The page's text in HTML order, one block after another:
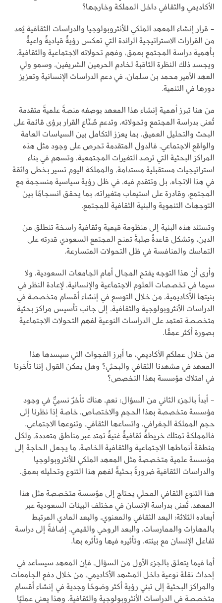
الأكاديمي والثقافي داخل المملكة وخارجها؟
- قرار إنشاء المعهد الملكي للأنثروبولوجيا والدراسات الثقافية يُعد
من القرارات الاستراتيجية الرائدة التي تعكس رؤيةً قياديةً واعيةً
بأهمية دراسة المجتمع بعمق، وفهم تحولاته الاجتماعية والثقافية.
ويجسد ذلك النظرة الثاقبة لخادم الحرمين الشريفين، وسمو ولي
العهد الأمير محمد بن سلمان، في دعم الدراسات الإنسانية وتعزيز
دورها في التنمية.
من هنا تبرز أهمية إنشاء هذا المعهد بوصفه منصةً علميةً متقدمة
تُعنى بدراسة المجتمع وتحولاته، وتدعم صُنّاع القرار برؤى قائمة على
البحث والتحليل العميق، بما يعزز التكامل بين السياسات العامة
والواقع الاجتماعي. فالدول المتقدمة تحرص على وجود مثل هذه
المراكز البحثية التي ترصد التغيرات المجتمعية، وتسهم في بناء
استراتيجيات مستقبلية مستدامة، والمملكة اليوم تسير بخطى واثقة
في هذا الاتجاه، بل وتتقدم فيه، في ظل رؤية سياسية منسجمة مع
المجتمع، وقادرة على استيعاب متغيراته، بما يحقق انسجامًا بين
التوجهات التنموية والبنية الثقافية للمجتمع.
وتستند هذه البنية إلى منظومة قيمية وثقافية راسخة تنطلق من
الدين، وتشكل قاعدةً صلبةً تمنح المجتمع السعودي قدرته على
التماسك والمنافسة في ظل التحولات المتسارعة.
وأرى أن هذا التوجه يفتح المجال أمام الجامعات السعودية، ولا
سيما في تخصصات العلوم الاجتماعية والإنسانية، لإعادة النظر في
بنيتها الأكاديمية، من خلال التوسع في إنشاء أقسام متخصصة في
الدراسات الأنثروبولوجية والثقافية، إلى جانب تأسيس مراكز بحثية
متخصصة تعتمد على الدراسات النوعية لفهم التحولات الاجتماعية
بصورة أكثر عمقًا.
من خلال عملكم الأكاديمي، ما أبرز الفجوات التي سيسدها هذا
المعهد في مشهدنا الثقافي والبحثي؟ وهل يمكن القول إننا تأخرنا
في امتلاك مؤسسة بهذا التخصص؟
- أبدأ بالجزء الثاني من السؤال: نعم، هناك تأخرٌ نسبيٌّ في وجود
مؤسسة متخصصة بهذا الحجم والاختصاص، خاصة إذا نظرنا إلى
حجم المملكة الجغرافي، واتساعها الثقافي، وتنوعها الاجتماعي.
فالمملكة تمتلك خريطةً ثقافيةً غنيةً تمتد عبر مناطق متعددة، ولكل
منطقة أنماطها الاجتماعية والثقافية الخاصة، ما يجعل الحاجة إلى
مؤسسة علمية متخصصة مثل المعهد الملكي للأنثروبولوجيا
والدراسات الثقافية ضرورةً بحثيةً لفهم هذا التنوع وتحليله بعمق.
هذا التنوع الثقافي المحلي يحتاج إلى مؤسسة متخصصة مثل هذا
المعهد، تُعنى بدراسة الإنسان في مختلف البيئات السعودية عبر
أبعاده الثلاثة: البعد الثقافي والمعنوي، والبعد المادي المرتبط
بالمهارات والممارسات، والبعد الروحي والقيمي، إضافةً إلى دراسة
تفاعل الإنسان مع بيئته، وتأثيره فيها وتأثره بها.
أما فيما يتعلق بالجزء الأول من السؤال، فإن المعهد سيساعد في
إحداث نقلة نوعية داخل المشهد الأكاديمي، من خلال دفع الجامعات
والمراكز البحثية إلى تبني رؤية أكثر وضوحًا وجدية في إنشاء أقسام
متخصصة في الدراسات الأنثروبولوجية والثقافية. وهذا يعني عمليًا